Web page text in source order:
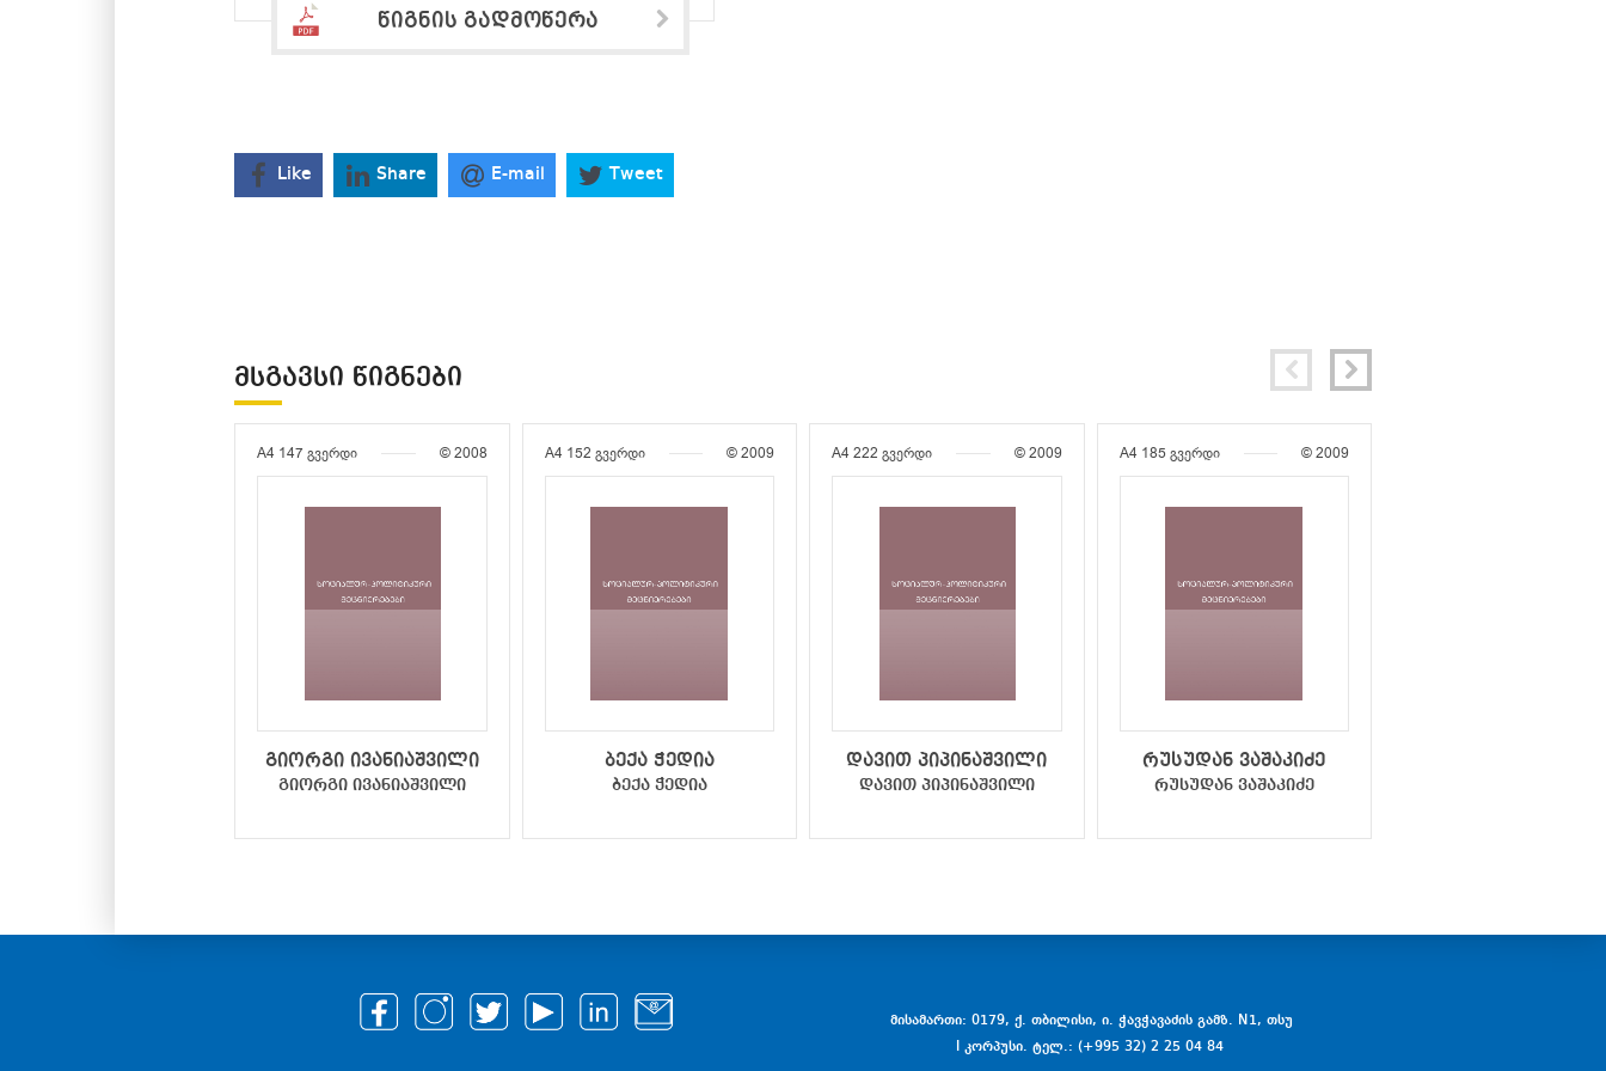
წიგნის გადმოწერა
Like Share E-mail Tweet
ᲛᲡᲒᲐᲕᲡᲘ ᲬᲘᲒᲜᲔᲑᲘ
A4 147 გვერდი © 2008
გიორგი ივანიაშვილი
გიორგი ივანიაშვილი
A4 152 გვერდი © 2009
ბექა ჭედია
ბექა ჭედია
A4 222 გვერდი © 2009
დავით პიპინაშვილი
დავით პიპინაშვილი
A4 185 გვერდი © 2009
რუსუდან ვაშაკიძე
რუსუდან ვაშაკიძე
მისამართი: 0179, ქ. თბილისი, ი. ჭავჭავაძის გამზ. N1, თსუ
I კორპუსი. ტელ.: (+995 32) 2 25 04 84